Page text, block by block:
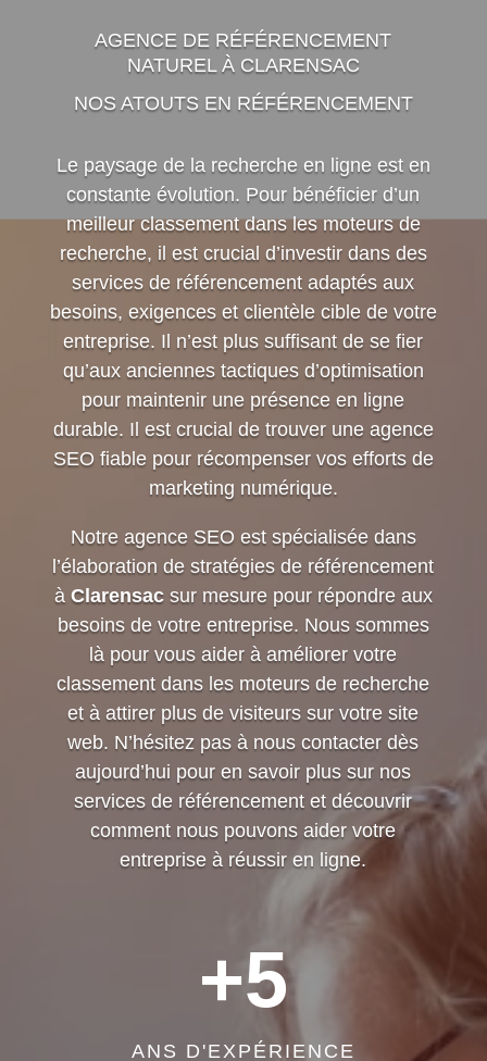
AGENCE DE RÉFÉRENCEMENT
NATUREL À CLARENSAC
NOS ATOUTS EN RÉFÉRENCEMENT
Le paysage de la recherche en ligne est en
constante évolution. Pour bénéficier d’un
meilleur classement dans les moteurs de
recherche, il est crucial d’investir dans des
services de référencement adaptés aux
besoins, exigences et clientèle cible de votre
entreprise. Il n’est plus suffisant de se fier
qu’aux anciennes tactiques d’optimisation
pour maintenir une présence en ligne
durable. Il est crucial de trouver une agence
SEO fiable pour récompenser vos efforts de
marketing numérique.
Notre agence SEO est spécialisée dans
l’élaboration de stratégies de référencement
à Clarensacsur mesure pour répondre aux
besoins de votre entreprise. Nous sommes
là pour vous aider à améliorer votre
classement dans les moteurs de recherche
et à attirer plus de visiteurs sur votre site
web. N’hésitez pas à nous contacter dès
aujourd’hui pour en savoir plus sur nos
services de référencement et découvrir
comment nous pouvons aider votre
entreprise à réussir en ligne.
+5
ANS D'EXPÉRIENCE